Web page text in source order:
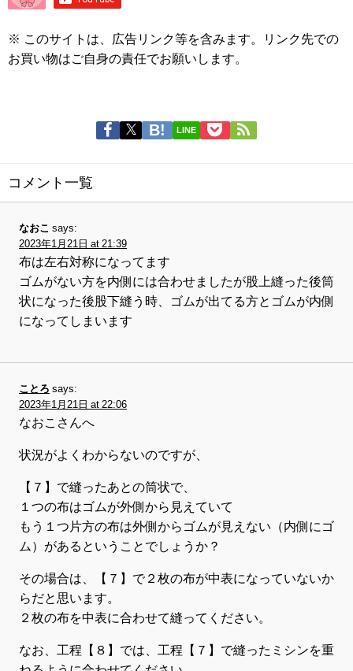
※ このサイトは、広告リンク等を含みます。リンク先での
お買い物はご自身の責任でお願いします。
LINE
コメント一覧
なおこ says:
2023年1月21日 at 21:39
布は左右対称になってます
ゴムがない方を内側には合わせましたが股上縫った後筒
状になった後股下縫う時、ゴムが出てる方とゴムが内側
になってしまいます
ことろ says:
2023年1月21日 at 22:06
なおこさんへ
状況がよくわからないのですが、
【７】で縫ったあとの筒状で、
１つの布はゴムが外側から見えていて
もう１つ片方の布は外側からゴムが見えない（内側にゴ
ム）があるということでしょうか？
その場合は、【７】で２枚の布が中表になっていないか
らだと思います。
２枚の布を中表に合わせて縫ってください。
なお、工程【８】では、工程【７】で縫ったミシンを重